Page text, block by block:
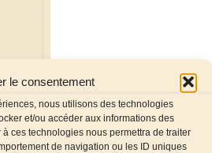
le consentement
nous utilisons des technologies
et/ou accéder aux informations des
ces technologies nous permettra de traiter
de navigation ou les ID uniques